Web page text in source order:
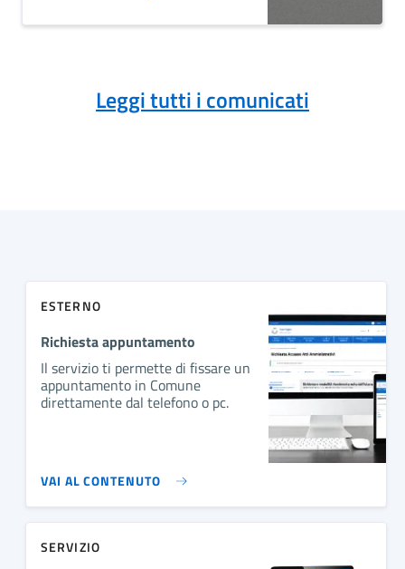
Leggi tutti i comunicati
ESTERNO
Richiesta appuntamento
Il servizio ti permette di fissare un
appuntamento in Comune
direttamente dal telefono o pc.
VAI AL CONTENUTO
SERVIZIO